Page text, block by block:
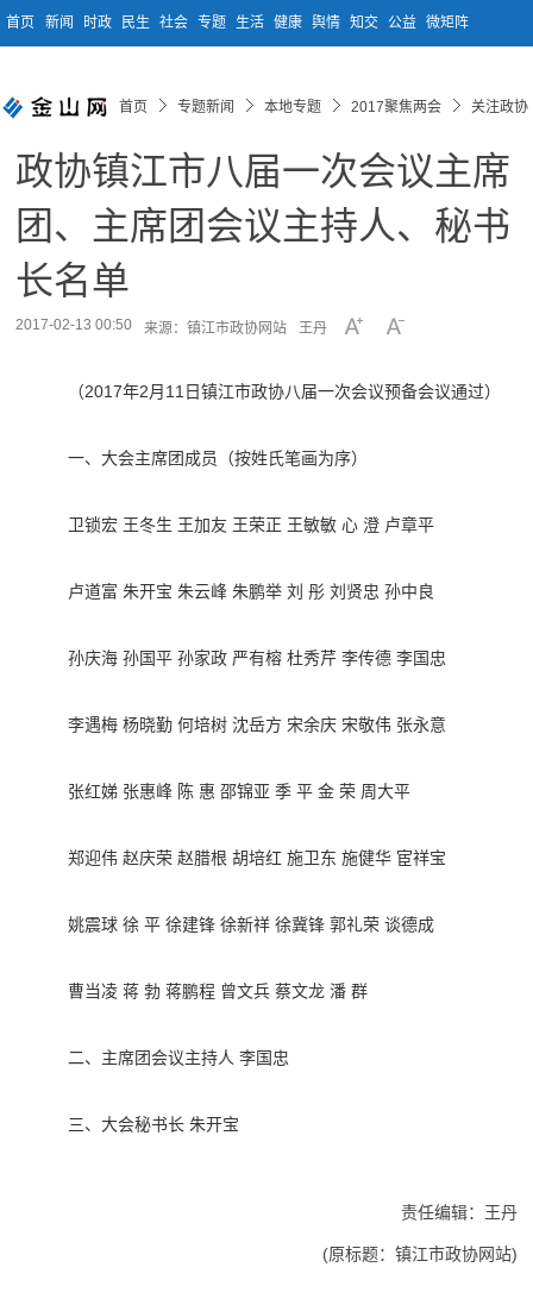
首页 新闻 时政 民生 社会 专题 生活 健康 舆情 知交 公益 微矩阵
首页 专题新闻 本地专题 2017聚焦两会 关注政协
政协镇江市八届一次会议主席
团、主席团会议主持人、秘书
长名单
2017-02-13 00:50 来源：镇江市政协网站 王丹
（2017年2月11日镇江市政协八届一次会议预备会议通过）
一、大会主席团成员（按姓氏笔画为序）
卫锁宏 王冬生 王加友 王荣正 王敏敏 心 澄 卢章平
卢道富 朱开宝 朱云峰 朱鹏举 刘 彤 刘贤忠 孙中良
孙庆海 孙国平 孙家政 严有榕 杜秀芹 李传德 李国忠
李遇梅 杨晓勤 何培树 沈岳方 宋余庆 宋敬伟 张永意
张红娣 张惠峰 陈 惠 邵锦亚 季 平 金 荣 周大平
郑迎伟 赵庆荣 赵腊根 胡培红 施卫东 施健华 宦祥宝
姚震球 徐 平 徐建锋 徐新祥 徐冀锋 郭礼荣 谈德成
曹当凌 蒋 勃 蒋鹏程 曾文兵 蔡文龙 潘 群
二、主席团会议主持人 李国忠
三、大会秘书长 朱开宝
责任编辑：王丹
(原标题：镇江市政协网站)